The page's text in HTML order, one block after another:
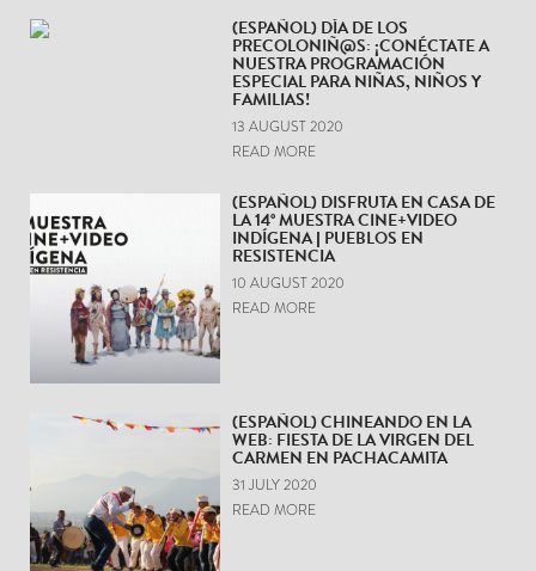
(ESPAÑOL) DÍA DE LOS
PRECOLONIÑ@S: ¡CONÉCTATE A
NUESTRA PROGRAMACIÓN
ESPECIAL PARA NIÑAS, NIÑOS Y
FAMILIAS!
13 AUGUST 2020
READ MORE
(ESPAÑOL) DISFRUTA EN CASA DE
LA 14° MUESTRA CINE+VIDEO
INDÍGENA | PUEBLOS EN
RESISTENCIA
10 AUGUST 2020
READ MORE
(ESPAÑOL) CHINEANDO EN LA
WEB: FIESTA DE LA VIRGEN DEL
CARMEN EN PACHACAMITA
31 JULY 2020
READ MORE